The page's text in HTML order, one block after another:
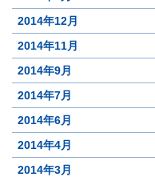
2014年12月
2014年11月
2014年9月
2014年7月
2014年6月
2014年4月
2014年3月